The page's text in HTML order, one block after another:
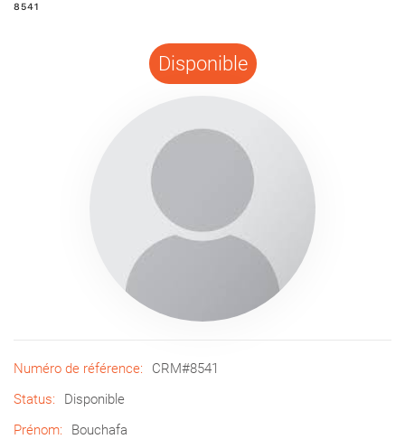
8541
Disponible
Numéro de référence:
CRM#8541
Status:
Disponible
Prénom:
Bouchafa